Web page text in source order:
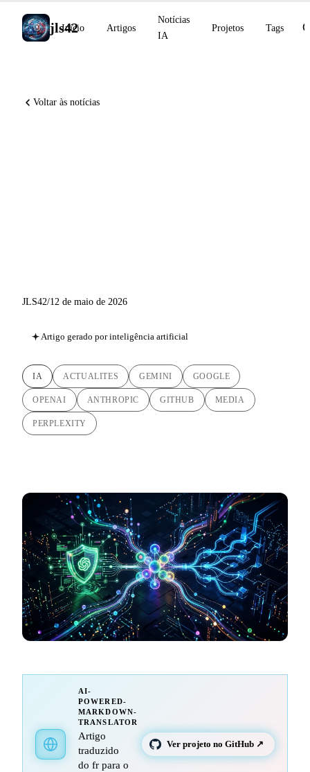
jls42
Início Artigos
Notícias
IA
Projetos Tags
Voltar às notícias
JLS42/12 de maio de 2026
Artigo gerado por inteligência artificial
IA ACTUALITES GEMINI GOOGLE
OPENAI ANTHROPIC GITHUB MEDIA
PERPLEXITY
AI-
POWERED-
MARKDOWN-
TRANSLATOR
Artigo
traduzido
do fr para o
Ver projeto no GitHub ↗